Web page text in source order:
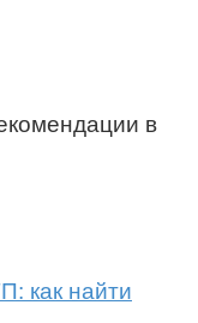
в
как найти